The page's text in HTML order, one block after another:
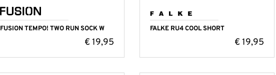
FUSION TEMPO! TWO RUN SOCK W
€19,95
FALKE RU4 COOL SHORT
€19,95